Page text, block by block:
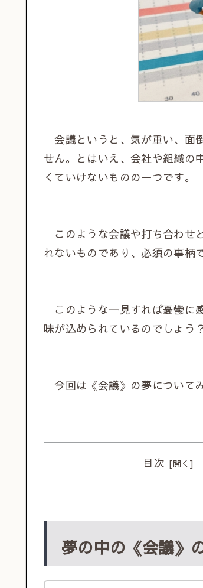
会議というと、気が重い、面
せん。とはいえ、会社や組織の
くていけないものの一つです。
このような会議や打ち合わせ
れないものであり、必須の事柄で
このような一見すれば憂鬱に
味が込められているのでしょう
今回は《会議》の夢について
目次
夢の中の《会議》